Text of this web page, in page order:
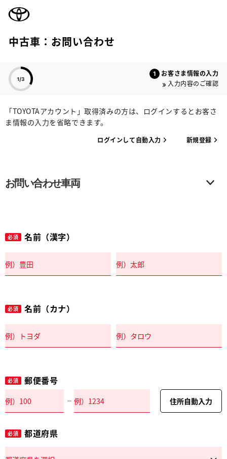
中古車：お問い合わせ
お客さま情報の入力
入力内容のご確認
「TOYOTAアカウント」取得済みの方は、ログインするとお客さ
ま情報の入力を省略できます。
ログインして自動入力 新規登録
お問い合わせ車両
必須 名前（漢字）
必須 名前（カナ）
必須 郵便番号
住所自動入力
必須 都道府県